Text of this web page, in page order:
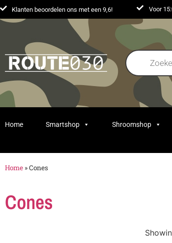
Klanten beoordelen ons met een 9,6! Voor
Home Smartshop Shroomshop
Home »Cones
Cones